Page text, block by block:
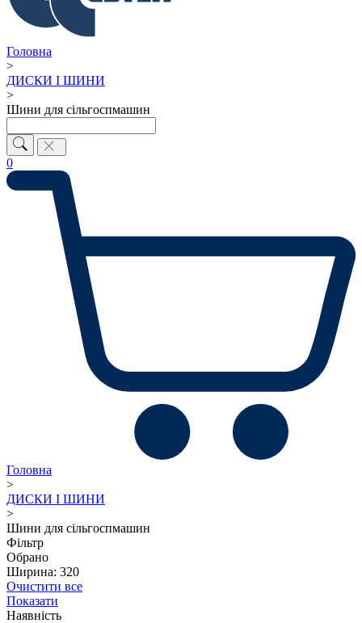
Головна
>
ДИСКИ І ШИНИ
>
Шини для сільгоспмашин
0
Головна
>
ДИСКИ І ШИНИ
>
Шини для сільгоспмашин
Фільтр
Обрано
Ширина: 320
Очистити все
Показати
Наявність